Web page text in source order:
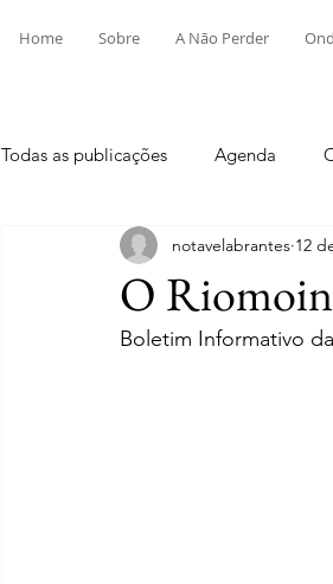
Home Sobre A Não Perder
Todas as publicações Agenda
Aldeia do Mato e Souto
Mouriscas Pego Rio de
O
notavelabrantes 12
Boletim Informativo